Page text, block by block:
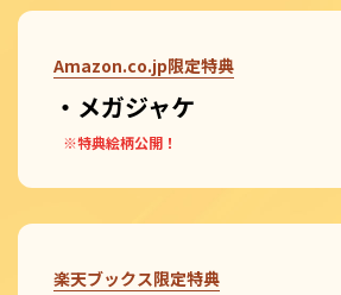
Amazon.co.jp限定特典
・メガジャケ
※特典絵柄公開！
楽天ブックス限定特典